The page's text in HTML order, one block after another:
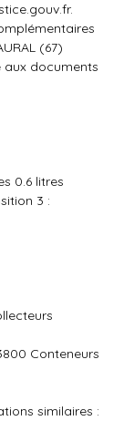
(67)
aux documents
0.6 litres
3 :
Conteneurs
similaires :